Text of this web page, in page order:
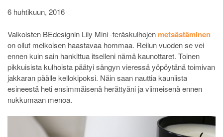
6 huhtikuun, 2016
Valkoisten BEdesignin Lily Mini -teräskulhojen metsästäminen
on ollut melkoisen haastavaa hommaa. Reilun vuoden se vei
ennen kuin sain hankittua itselleni nämä kaunottaret. Toinen
pikkuisista kulhoista päätyi sängyn vieressä yöpöytänä toimivan
jakkaran päälle kellokipoksi. Näin saan nauttia kauniista
esineestä heti ensimmäisenä herättyäni ja viimeisenä ennen
nukkumaan menoa.